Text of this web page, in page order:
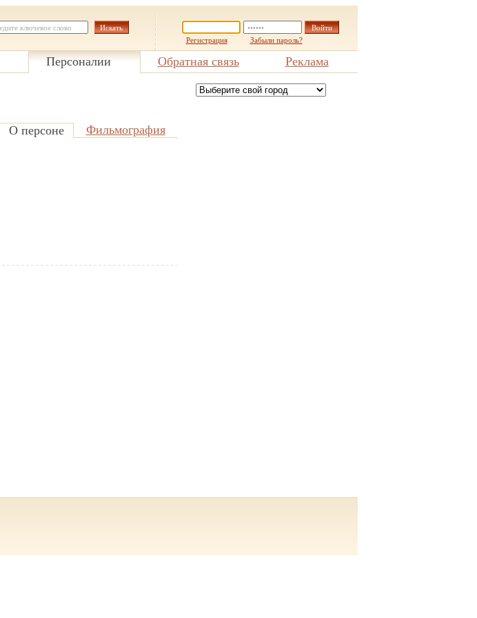
Регистрация Забыли пароль?
Персоналии Обратная связь Реклама
О персоне
Фильмография